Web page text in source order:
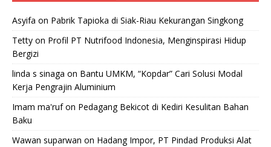
Asyifa on Pabrik Tapioka di Siak-Riau Kekurangan Singkong
Tetty on Profil PT Nutrifood Indonesia, Menginspirasi Hidup
Bergizi
linda s sinaga on Bantu UMKM, “Kopdar” Cari Solusi Modal
Kerja Pengrajin Aluminium
Imam ma'rufon Pedagang Bekicot di Kediri Kesulitan Bahan
Baku
Wawan suparwan on Hadang Impor, PT Pindad Produksi Alat